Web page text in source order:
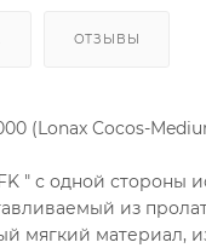
ОТЗЫВЫ
(Lonax Cocos-
" с одной стороны
из
мягкий